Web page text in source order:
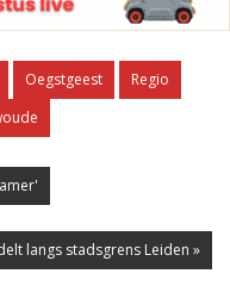
Oegstgeest
Regio
langs stadsgrens Leiden »